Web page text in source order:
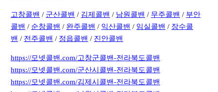
고창콜밴 / 군산콜밴 / 김제콜밴 / 남원콜밴 / 무주콜밴 / 부안
콜밴 / 순창콜밴 / 완주콜밴 / 익산콜밴 / 임실콜밴 / 장수콜
밴 / 전주콜밴 / 정읍콜밴 / 진안콜밴
https://모넷콜밴.com/고창군콜밴-전라북도콜밴
https://모넷콜밴.com/군산시콜밴-전라북도콜밴
https://모넷콜밴.com/김제시콜밴-전라북도콜밴